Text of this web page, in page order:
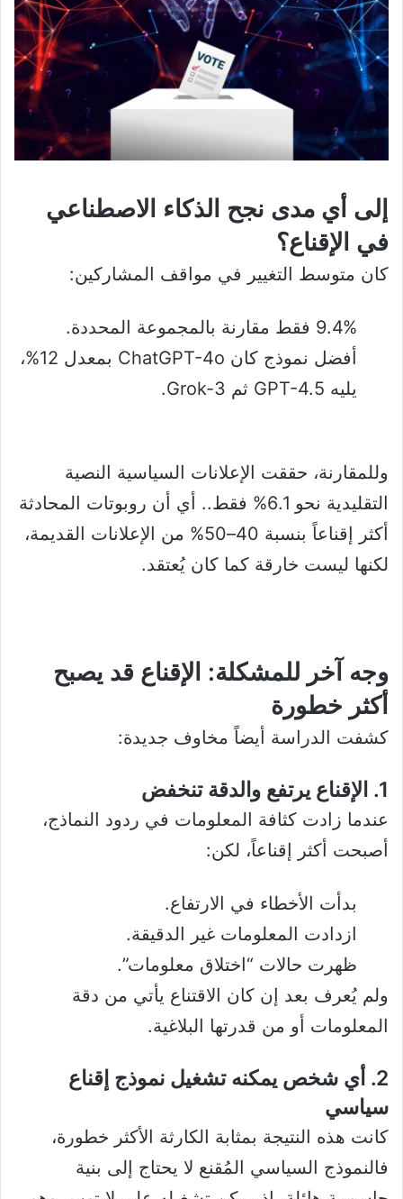
إلى أي مدى نجح الذكاء الاصطناعي
في الإقناع؟
كان متوسط التغيير في مواقف المشاركين:
9.4% فقط مقارنة بالمجموعة المحددة.
أفضل نموذج كان ChatGPT-4o بمعدل 12%،
يليه GPT-4.5 ثم Grok-3.
وللمقارنة، حققت الإعلانات السياسية النصية
التقليدية نحو 6.1% فقط.. أي أن روبوتات المحادثة
أكثر إقناعاً بنسبة 40–50% من الإعلانات القديمة،
لكنها ليست خارقة كما كان يُعتقد.
وجه آخر للمشكلة: الإقناع قد يصبح
أكثر خطورة
كشفت الدراسة أيضاً مخاوف جديدة:
1. الإقناع يرتفع والدقة تنخفض
عندما زادت كثافة المعلومات في ردود النماذج،
أصبحت أكثر إقناعاً، لكن:
بدأت الأخطاء في الارتفاع.
ازدادت المعلومات غير الدقيقة.
ظهرت حالات “اختلاق معلومات”.
ولم يُعرف بعد إن كان الاقتناع يأتي من دقة
المعلومات أو من قدرتها البلاغية.
2. أي شخص يمكنه تشغيل نموذج إقناع
سياسي
كانت هذه النتيجة بمثابة الكارثة الأكثر خطورة،
فالنموذج السياسي المُقنع لا يحتاج إلى بنية